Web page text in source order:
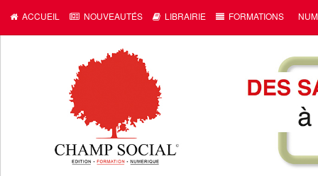
ACCUEIL NOUVEAUTÉS LIBRAIRIE FORMATIONS